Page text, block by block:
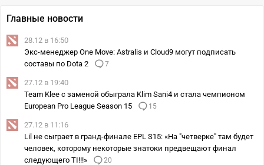
Главные новости
28.12 в 16:50
Экс-менеджер One Move: Astralis и Cloud9 могут подписать
составы по Dota 2
7
27.12 в 19:40
Team Klee с заменой обыграла Klim Sani4 и стала чемпионом
European Pro League Season 15
15
27.12 в 11:16
Lil не сыграет в гранд-финале EPL S15: «На "четверке" там будет
человек, которому некоторые знатоки предвещают финал
следующего TI!!!»
20